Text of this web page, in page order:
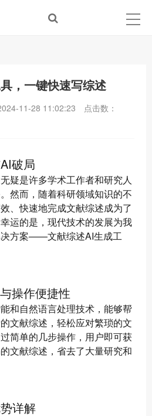
，一键快速写综述
11-28 11:02:23
点击数：
破局
疑是许多学术工作者和研究人
然而，随着科研领域知识的不
、快速地完成文献综述成为了
运的是，现代技术的发展为我
方案——文献综述AI生成工
操作便捷性
和自然语言处理技术，能够帮
文献综述，轻松应对繁琐的文
简单的几步操作，用户即可获
文献综述，省去了大量研究和
详解